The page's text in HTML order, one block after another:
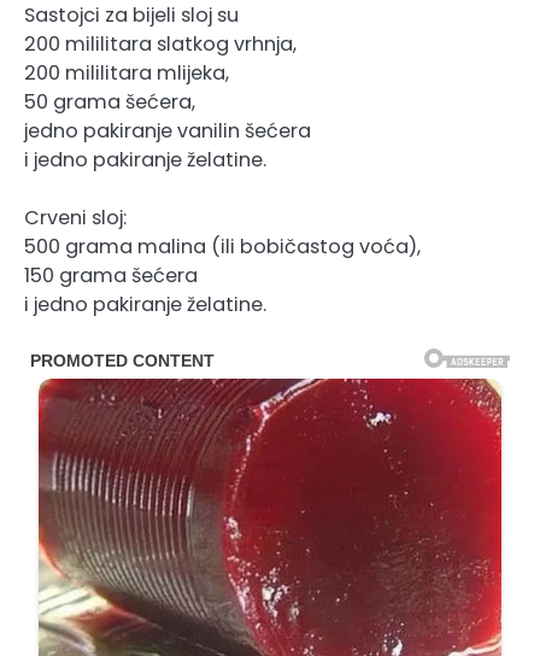
Sastojci za bijeli sloj su
200 mililitara slatkog vrhnja,
200 mililitara mlijeka,
50 grama šećera,
jedno pakiranje vanilin šećera
i jedno pakiranje želatine.
Crveni sloj:
500 grama malina (ili bobičastog voća),
150 grama šećera
i jedno pakiranje želatine.